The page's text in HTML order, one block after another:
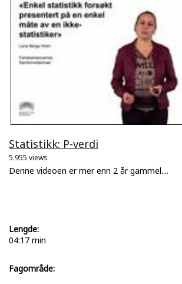
Statistikk: P-verdi
5.955 views
Denne videoen er mer enn 2 år gammel....
Lengde:
04:17 min
Fagområde: